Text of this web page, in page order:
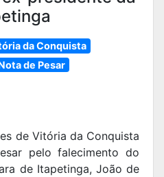
da Conquista
de Pesar
de Vitória da Conquista
pelo falecimento do
de Itapetinga, João de